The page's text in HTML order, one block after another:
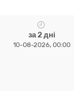
за 2 дні
10-08-2026, 00:00